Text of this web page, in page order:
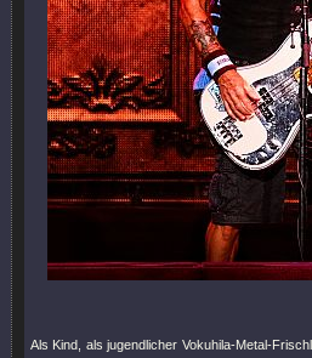
Als Kind, als jugendlicher Vokuhila-Metal-